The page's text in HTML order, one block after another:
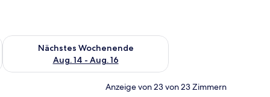
Aug. 7 - Aug. 9.
Nächstes Wochenende
Aug. 14 - Aug. 16
Überprüfe die Verfügbarkeit für nächstes Wochenende, Aug.
Anzeige von 23 von 23 Zimmern